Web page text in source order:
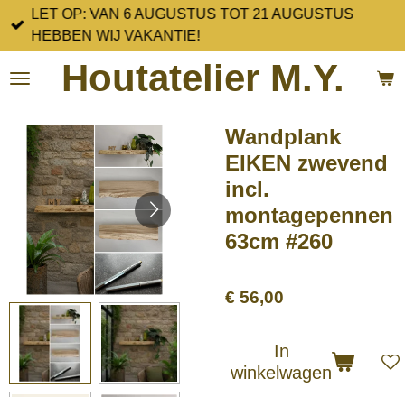
Ga
direct
de
Houtatelier M.Y.
LET OP: VAN 6 AUGUSTUS TOT 21 AUGUSTUS
HEBBEN WIJ VAKANTIE!
Wandplank
EIKEN zwevend
incl.
montagepennen
63cm #260
€ 56,00
In
winkelwagen